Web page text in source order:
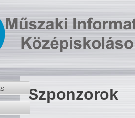
Szponzorok